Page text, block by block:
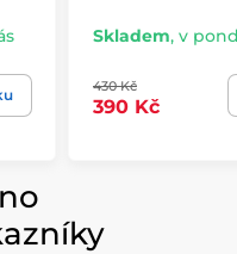
Skladem, v
430 Kč
390 Kč